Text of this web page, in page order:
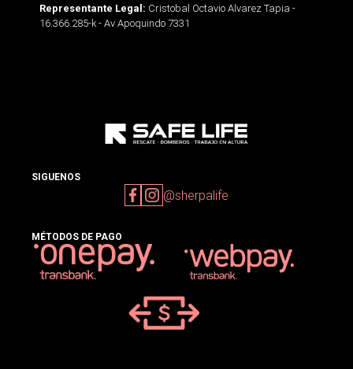
Representante Legal: Cristobal Octavio Alvarez Tapia -
16.366.285-k - Av Apoquindo 7331
SIGUENOS
@sherpalife
MÉTODOS DE PAGO